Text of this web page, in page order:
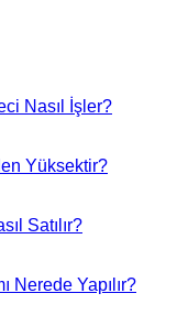
Nasıl İşler?
Yüksektir?
Satılır?
Nerede Yapılır?